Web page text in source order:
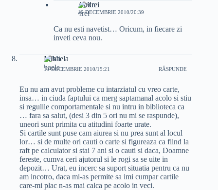
Andrei
10 DECEMBRIE 2010/20:39
Ca nu esti navetist… Oricum, in fiecare zi
inveti ceva nou.
Mihaela
11 DECEMBRIE 2010/15:21 RĂSPUNDE
Eu nu am avut probleme cu intarziatul cu vreo carte,
insa… in ciuda faptului ca merg saptamanal acolo si stiu
si regulile comportamentale si nu intru in biblioteca ca
… fara sa salut, (desi 3 din 5 ori nu mi se raspunde),
uneori sunt primita cu atitudini foarte urate.
Si cartile sunt puse cam aiurea si nu prea sunt al locul
lor… si de multe ori cauti o carte si figureaza ca fiind la
raft pe calculator si stai 7 ani si o cauti si daca, Doamne
fereste, cumva ceri ajutorul si le rogi sa se uite in
depozit… Urat, eu incerc sa suport situatia pentru ca nu
am incotro, daca mi-as permite sa imi cumpar cartile
care-mi plac n-as mai calca pe acolo in veci.